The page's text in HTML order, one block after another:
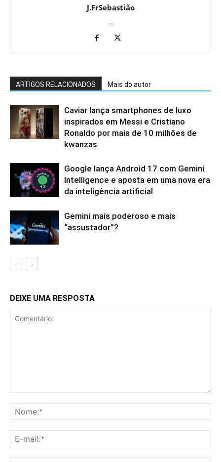
J.FrSebastião
...
ARTIGOS RELACIONADOS Mais do autor
Caviar lança smartphones de luxo
inspirados em Messi e Cristiano
Ronaldo por mais de 10 milhões de
kwanzas
Google lança Android 17 com Gemini
Intelligence e aposta em uma nova era
da inteligência artificial
Gemini mais poderoso e mais
“assustador”?
DEIXE UMA RESPOSTA